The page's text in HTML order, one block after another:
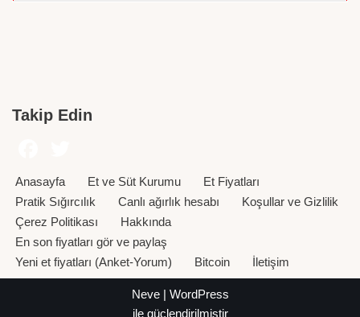
Takip Edin
Anasayfa Et ve Süt Kurumu
Et Fiyatları
Pratik Sığırcılık
Canlı ağırlık hesabı
Koşullar ve Gizlilik
Çerez Politikası
Hakkında
En son fiyatları gör ve paylaş
Yeni et fiyatları (Anket-Yorum)
Bitcoin İletişim
Neve| WordPress
ile güçlendirilmiştir